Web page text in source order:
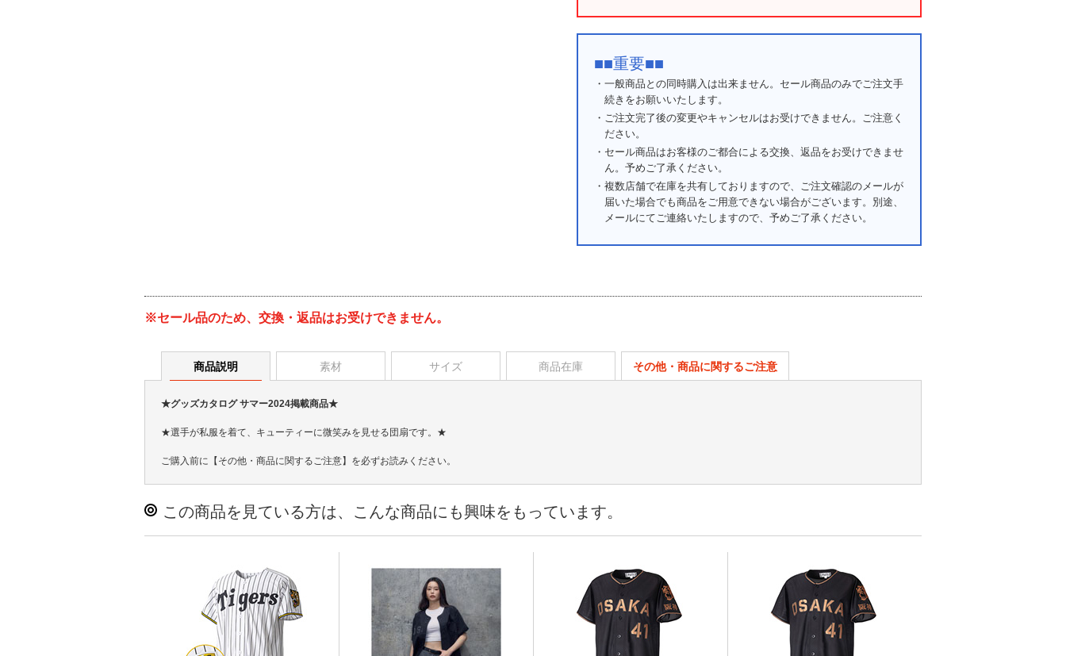
■■重要■■
・一般商品との同時購入は出来ません。セール商品のみでご注文手
続きをお願いいたします。
・ご注文完了後の変更やキャンセルはお受けできません。ご注意く
ださい。
・セール商品はお客様のご都合による交換、返品をお受けできませ
ん。予めご了承ください。
・複数店舗で在庫を共有しておりますので、ご注文確認のメールが
届いた場合でも商品をご用意できない場合がございます。別途、
メールにてご連絡いたしますので、予めご了承ください。
※セール品のため、交換・返品はお受けできません。
商品説明 素材 サイズ 商品在庫 その他・商品に関するご注意
★グッズカタログ サマー2024掲載商品★
★選手が私服を着て、キューティーに微笑みを見せる団扇です。★
ご購入前に【その他・商品に関するご注意】を必ずお読みください。
この商品を見ている方は、こんな商品にも興味をもっています。